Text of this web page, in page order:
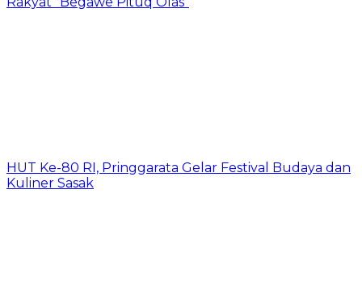
HUT Ke-80 RI, Pringgarata Gelar Festival Budaya dan
Kuliner Sasak